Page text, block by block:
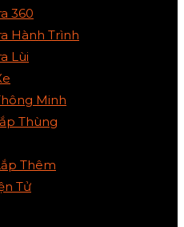
360
Hành Trình
Lùi
Minh
Thùng
Thêm
Tử